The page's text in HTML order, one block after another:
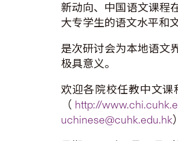
新动向、中国语文课程
大专学生的语文水平和
是次研讨会为本地语文
极具意义。
欢迎各院校任教中文
（ http://
uchinese@cuhk.edu.hk